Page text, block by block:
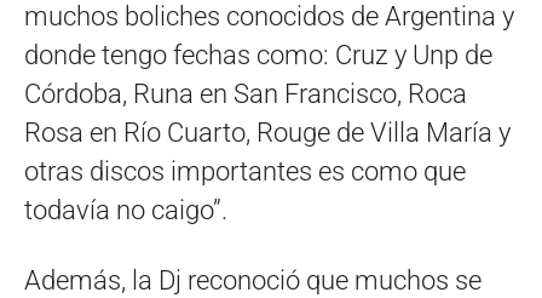
muchos boliches conocidos de Argentina y
donde tengo fechas como: Cruz y Unp de
Córdoba, Runa en San Francisco, Roca
Rosa en Río Cuarto, Rouge de Villa María y
otras discos importantes es como que
todavía no caigo”.
Además, la Dj reconoció que muchos se